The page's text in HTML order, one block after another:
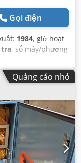
Gọi điện
1984, giờ hoạt
tra, số máy/phương
Quảng cáo nhỏ